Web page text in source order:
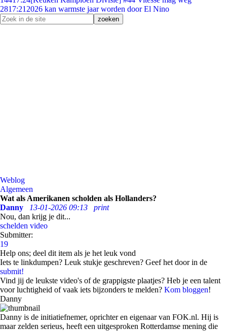
2817:21 2026 kan warmste jaar worden door El Nino
Weblog
Algemeen
Wat als Amerikanen scholden als Hollanders?
Danny
13-01-2026 09:13
print
Nou, dan krijg je dit...
schelden video
Submitter:
19
Help ons; deel dit item als je het leuk vond
Iets te linkdumpen? Leuk stukje geschreven? Geef het door in de
submit!
Vind jij de leukste video's of de grappigste plaatjes? Heb je een talent
voor luchtigheid of vaak iets bijzonders te melden? Kom bloggen!
Danny
Danny is de initiatiefnemer, oprichter en eigenaar van FOK.nl. Hij is
maar zelden serieus, heeft een uitgesproken Rotterdamse mening die